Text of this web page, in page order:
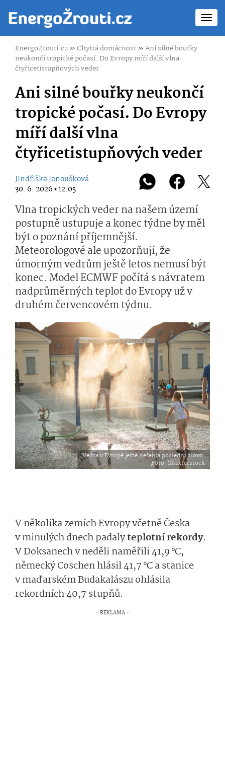
EnergoZrouti.cz»Chytrá domácnost»Ani silné bouřky
neukončí tropické počasí. Do Evropy míří další vlna
čtyřicetistupňových veder
Ani silné bouřky neukončí
tropické počasí. Do Evropy
míří další vlna
čtyřicetistupňových veder
Jindřiška Janoušková
30. 6. 2026 ▪ 12:05
Vlna tropických veder na našem území
postupně ustupuje a konec týdne by měl
být o poznání příjemnější.
Meteorologové ale upozorňují, že
úmorným vedrům ještě letos nemusí být
konec. Model ECMWF počítá s návratem
nadprůměrných teplot do Evropy už v
druhém červencovém týdnu.
Vedra v Evropě ještě neřekla poslední slovo.
Foto: Shutterstock
V několika zemích Evropy včetně Česka
v minulých dnech padalyteplotní rekordy.
V Doksanech v neděli naměřili 41,9 °C,
německý Coschen hlásil 41,7 °C a stanice
v maďarském Budakalászu ohlásila
rekordních 40,7 stupňů.